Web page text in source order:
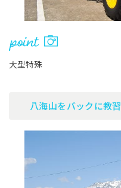
大型特殊
八海山をバックに教習